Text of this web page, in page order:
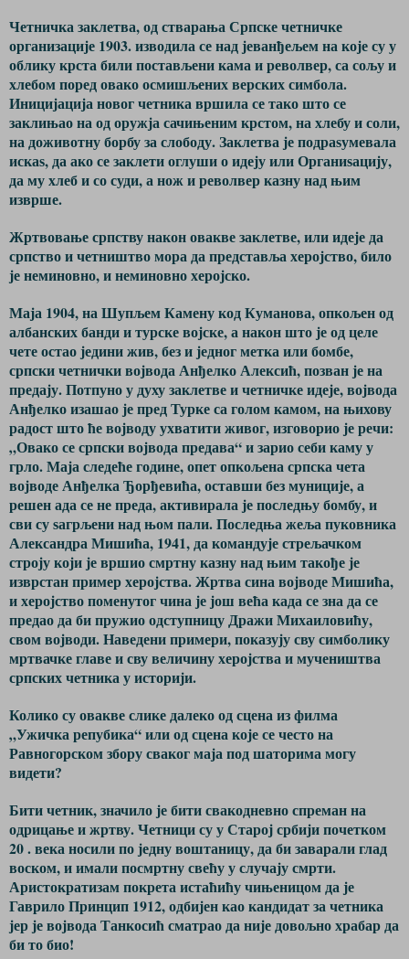
Четничка заклетва, од стварања Српске четничке
организације 1903. изводила се над јеванђељем на које су у
облику крста били постављени кама и револвер, са сољу и
хлебом поред овако осмишљених верских симбола.
Иницијација новог четника вршила се тако што се
заклињао на од оружја сачињеним крстом, на хлебу и соли,
на доживотну борбу за слободу. Заклетва је подраѕумевала
искаѕ, да ако се заклети оглуши о идеју или Органиѕацију,
да му хлеб и со суди, а нож и револвер казну над њим
изврше.
Жртвовање српству након овакве заклетве, или идеје да
српство и четништво мора да представља херојство, било
је неминовно, и неминовно херојско.
Маја 1904, на Шупљем Камену код Куманова, опкољен од
албанских банди и турске војске, а након што је од целе
чете остао једини жив, без и једног метка или бомбе,
српски четнички војвода Анђелко Алексић, позван је на
предају. Потпуно у духу заклетве и четничке идеје, војвода
Анђелко изашао је пред Турке са голом камом, на њихову
радост што ће војводу ухватити живог, изговорио је речи:
„Овако се српски војвода предава“ и зарио себи каму у
грло. Маја следеће године, опет опкољена српска чета
војводе Анђелка Ђорђевића, оставши без муниције, а
решен ада се не преда, активирала је последњу бомбу, и
сви су ѕагрљени над њом пали. Последња жеља пуковника
Александра Мишића, 1941, да командује стрељачком
строју који је вршио смртну казну над њим такође је
изврстан пример херојства. Жртва сина војводе Мишића,
и херојство поменутог чина је још већа када се зна да се
предао да би пружио одступницу Дражи Михаиловићу,
свом војводи. Наведени примери, показују сву симболику
мртвачке главе и сву величину херојства и мучеништва
српских четника у историји.
Колико су овакве слике далеко од сцена из филма
„Ужичка репубика“ или од сцена које се често на
Равногорском збору сваког маја под шаторима могу
видети?
Бити четник, значило је бити свакодневно спреман на
одрицање и жртву. Четници су у Старој србији почетком
20 . века носили по једну воштаницу, да би заварали глад
воском, и имали посмртну свећу у случају смрти.
Аристократизам покрета истаћићу чињеницом да је
Гаврило Принцип 1912, одбијен као кандидат за четника
јер је војвода Танкосић сматрао да није довољно храбар да
би то био!